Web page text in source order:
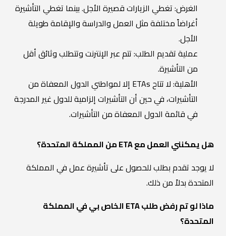
الغرض: تغطي الزيارات قصيرة الأجل. بينما تغطي التأشيرة
أغراضاً مختلفة مثل العمل والدراسة والإقامة طويلة
الأجل.
عملية تقديم الطلب: تتم عبر الإنترنت وتتطلب وثائق أقل
من التأشيرة.
الأهلية: لا تتاح ETAs إلا لمواطني الدول المعفاة من
التأشيرات، في حين أن التأشيرات إلزامية للدول غير المدرجة
في قائمة الدول المعفاة من التأشيرات.
هل يمكنني العمل مع ETA من المملكة المتحدة؟
لا يوجد تقدم بطلب للحصول على تأشيرة عمل في المملكة
المتحدة بدلاً من ذلك.
ماذا لو تم رفض طلب ETA الخاص بي في المملكة
المتحدة؟